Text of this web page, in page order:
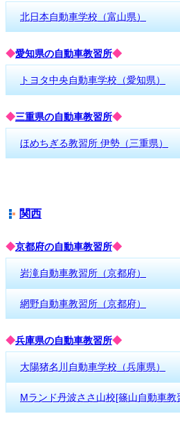
北日本自動車学校（富山県）
◆愛知県の自動車教習所◆
トヨタ中央自動車学校（愛知県）
◆三重県の自動車教習所◆
ほめちぎる教習所 伊勢（三重県）
関西
◆京都府の自動車教習所◆
岩滝自動車教習所（京都府）
網野自動車教習所（京都府）
◆兵庫県の自動車教習所◆
大陽猪名川自動車学校（兵庫県）
Mランド丹波ささ山校[篠山自動車教